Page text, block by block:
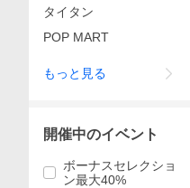
タイタン
POP MART
もっと見る
開催中のイベント
ボーナスセレクショ
ン最大40%